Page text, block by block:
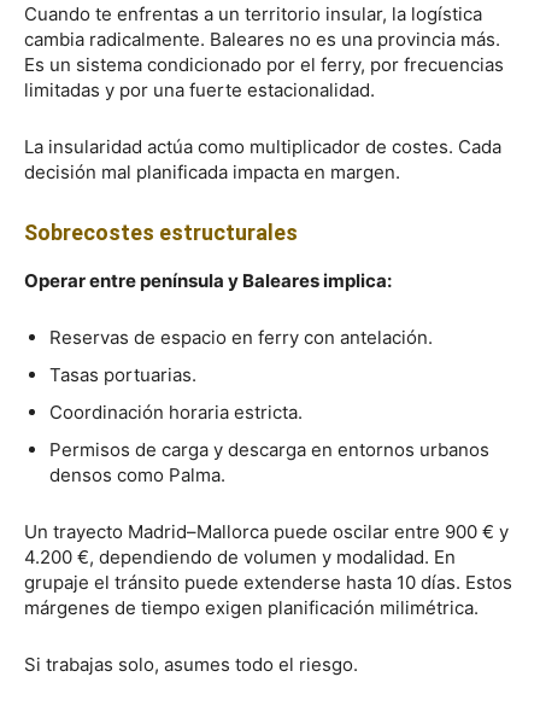
Cuando te enfrentas a un territorio insular, la logística
cambia radicalmente. Baleares no es una provincia más.
Es un sistema condicionado por el ferry, por frecuencias
limitadas y por una fuerte estacionalidad.
La insularidad actúa como multiplicador de costes. Cada
decisión mal planificada impacta en margen.
Sobrecostes estructurales
Operar entre península y Baleares implica:
Reservas de espacio en ferry con antelación.
Tasas portuarias.
Coordinación horaria estricta.
Permisos de carga y descarga en entornos urbanos
densos como Palma.
Un trayecto Madrid–Mallorca puede oscilar entre 900 € y
4.200 €, dependiendo de volumen y modalidad. En
grupaje el tránsito puede extenderse hasta 10 días. Estos
márgenes de tiempo exigen planificación milimétrica.
Si trabajas solo, asumes todo el riesgo.